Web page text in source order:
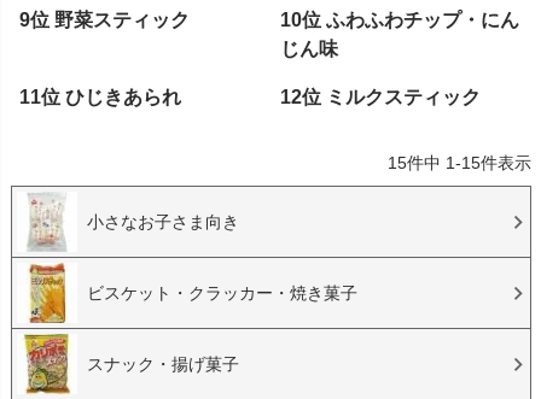
9位 野菜スティック
10位 ふわふわチップ・にん
じん味
11位 ひじきあられ 12位 ミルクスティック
15件中 1-15件表示
小さなお子さま向き
ビスケット・クラッカー・焼き菓子
スナック・揚げ菓子